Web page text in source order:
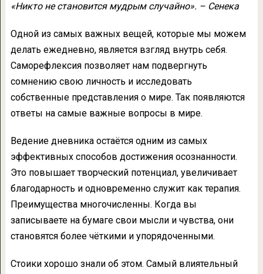
«Никто не становится мудрым случайно». – Сенека
Одной из самых важных вещей, которые мы можем
делать ежедневно, является взгляд внутрь себя.
Саморефлексия позволяет нам подвергнуть
сомнению свою личность и исследовать
собственные представления о мире. Так появляются
ответы на самые важные вопросы в мире.
Ведение дневника остаётся одним из самых
эффективных способов достижения осознанности.
Это повышает творческий потенциал, увеличивает
благодарность и одновременно служит как терапия.
Преимущества многочисленны. Когда вы
записываете на бумаге свои мысли и чувства, они
становятся более чёткими и упорядоченными.
Стоики хорошо знали об этом. Самый влиятельный